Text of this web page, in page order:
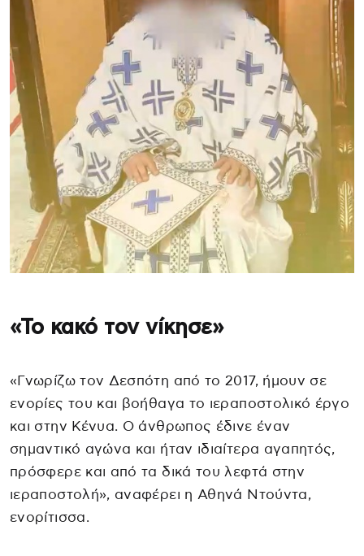
«Το κακό τον νίκησε»
«Γνωρίζω τον Δεσπότη από το 2017, ήμουν σε
ενορίες του και βοήθαγα το ιεραποστολικό έργο
και στην Κένυα. Ο άνθρωπος έδινε έναν
σημαντικό αγώνα και ήταν ιδιαίτερα αγαπητός,
πρόσφερε και από τα δικά του λεφτά στην
ιεραποστολή», αναφέρει η Αθηνά Ντούντα,
ενορίτισσα.